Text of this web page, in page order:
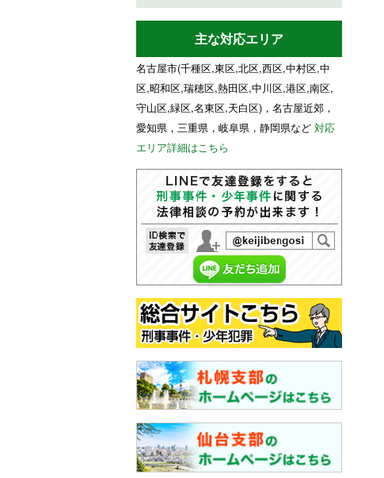
主な対応エリア
名古屋市(千種区,東区,北区,西区,中村区,中
区,昭和区,瑞穂区,熱田区,中川区,港区,南区,
守山区,緑区,名東区,天白区)，名古屋近郊，
愛知県，三重県，岐阜県，静岡県など 対応
エリア詳細はこちら